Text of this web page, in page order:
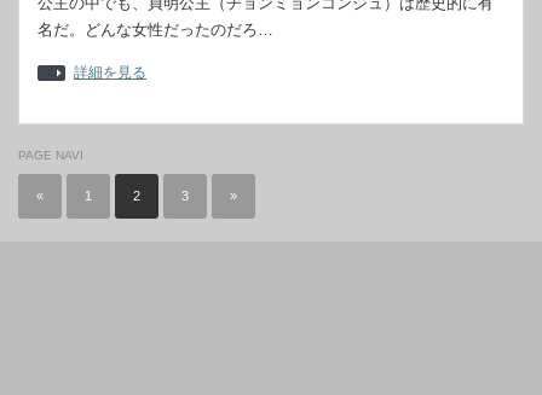
名だ。どんな女性だったのだろ…
詳細を見る
PAGE NAVI
« 1 2 3 »